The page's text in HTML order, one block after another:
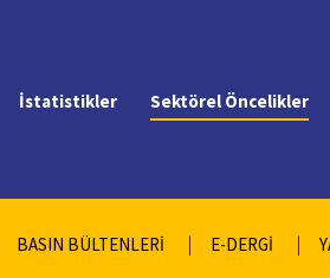
İstatistikler Sektörel Öncelikler
BASIN BÜLTENLERİ E-DERGİ